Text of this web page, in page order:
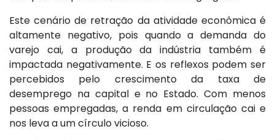
Este cenário de retração da atividade econômica é
altamente negativo, pois quando a demanda do
varejo cai, a produção da indústria também é
impactada negativamente. E os reflexos podem ser
percebidos pelo crescimento da taxa de
desemprego na capital e no Estado. Com menos
pessoas empregadas, a renda em circulação cai e
nos leva a um círculo vicioso.